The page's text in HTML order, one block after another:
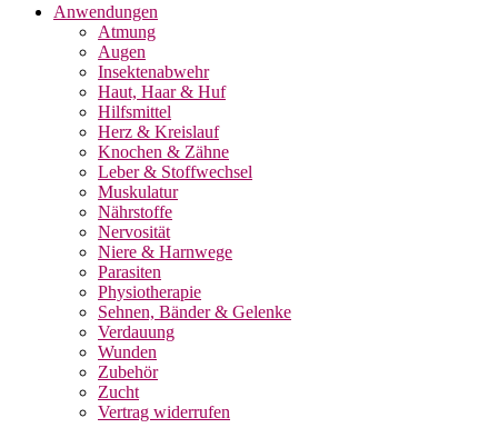
Anwendungen
Atmung
Augen
Insektenabwehr
Haut, Haar & Huf
Hilfsmittel
Herz & Kreislauf
Knochen & Zähne
Leber & Stoffwechsel
Muskulatur
Nährstoffe
Nervosität
Niere & Harnwege
Parasiten
Physiotherapie
Sehnen, Bänder & Gelenke
Verdauung
Wunden
Zubehör
Zucht
Vertrag widerrufen